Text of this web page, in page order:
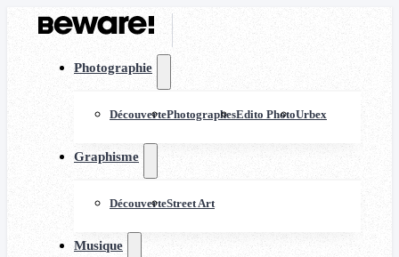
Photographie
DécouvertePhotographesEdito PhotoUrbex
Graphisme
DécouverteStreet Art
Musique